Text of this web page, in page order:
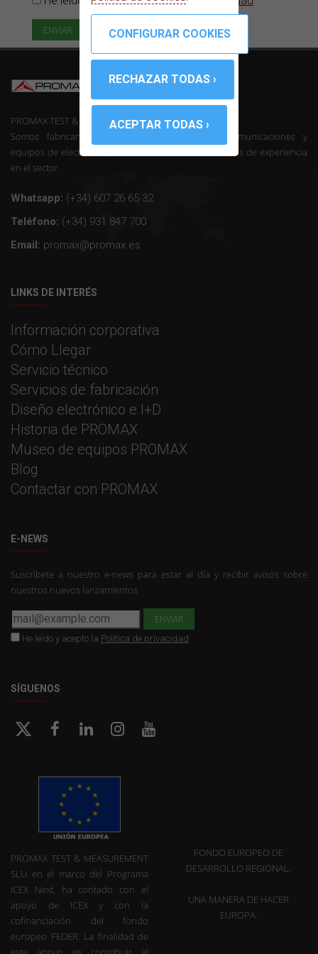
PROMAX TEST & MEASUREMENT, SLU ©
Somos fabricantes de instrumentación de telecomunicaciones y
equipos de electrónica profesional con mas de 50 años de experiencia
en el sector.
Whatsapp: (+34) 607 26 65 32
Teléfono: (+34) 931 847 700
Email: promax@promax.es
LINKS DE INTERÉS
Información corporativa
Cómo Llegar
Servicio técnico
Servicios de fabricación
Diseño electrónico e I+D
Historia de PROMAX
Museo de equipos PROMAX
Blog
Contactar con PROMAX
E-NEWS
Suscríbete a nuestro e-news para estar al día y recibir avisos sobre
nuestros nuevos lanzamientos
He leído y acepto la Política de privacidad
SÍGUENOS
PROMAX TEST & MEASUREMENT
SLU en el marco del Programa
ICEX Next, ha contado con el
apoyo de ICEX y con la
cofinanciación del fondo
europeo FEDER. La finalidad de
FONDO EUROPEO DE
DESARROLLO REGIONAL.
UNA MANERA DE HACER
EUROPA.